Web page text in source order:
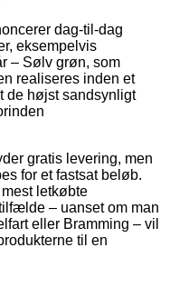
dag-til-dag
eksempelvis
– Sølv grøn, som
realiseres inden et
de højst sandsynligt
gratis levering, men
for et fastsat beløb.
letkøbte
– uanset om man
eller Bramming – vil
til en